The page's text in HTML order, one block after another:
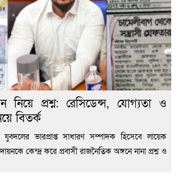
নিয়ে প্রশ্ন: রেসিডেন্স, যোগ্যতা ও
বিতর্ক
যুবদলের ভারপ্রাপ্ত সাধারণ সম্পাদক হিসেবে লায়েক
কেন্দ্র করে প্রবাসী রাজনৈতিক অঙ্গনে নানা প্রশ্ন ও